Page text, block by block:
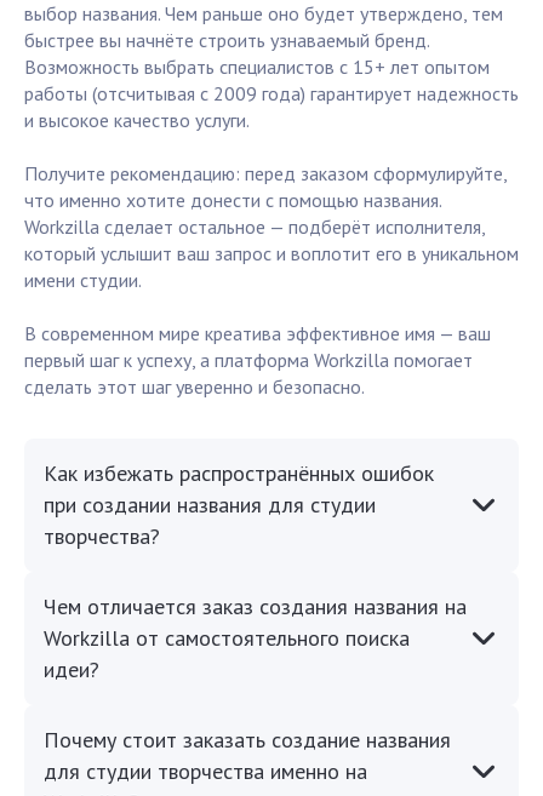
выбор названия. Чем раньше оно будет утверждено, тем
быстрее вы начнёте строить узнаваемый бренд.
Возможность выбрать специалистов с 15+ лет опытом
работы (отсчитывая с 2009 года) гарантирует надежность
и высокое качество услуги.
Получите рекомендацию: перед заказом сформулируйте,
что именно хотите донести с помощью названия.
Workzilla сделает остальное — подберёт исполнителя,
который услышит ваш запрос и воплотит его в уникальном
имени студии.
В современном мире креатива эффективное имя — ваш
первый шаг к успеху, а платформа Workzilla помогает
сделать этот шаг уверенно и безопасно.
Как избежать распространённых ошибок
при создании названия для студии
творчества?
Чем отличается заказ создания названия на
Workzilla от самостоятельного поиска
идеи?
Почему стоит заказать создание названия
для студии творчества именно на